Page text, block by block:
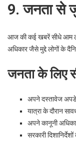
9. जनता से
आज की कई खबरें सीधे आम
अधिकार जैसे मुद्दे लोगों के
जनता के लिए
अपने दस्तावेज
यात्रा के दौरान
अपने कानूनी
सरकारी